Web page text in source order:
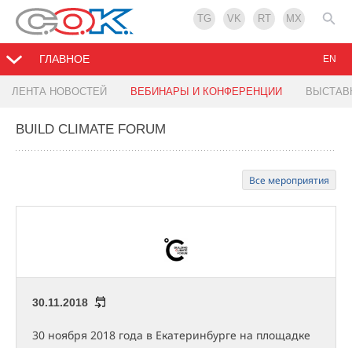
TG VK RT MX
ГЛАВНОЕ
ЛЕНТА НОВОСТЕЙ ВЕБИНАРЫ И КОНФЕРЕНЦИИ
EN
BUILD CLIMATE FORUM
Все мероприятия
30.11.2018
30 ноября 2018 года в Екатеринбурге на площадке